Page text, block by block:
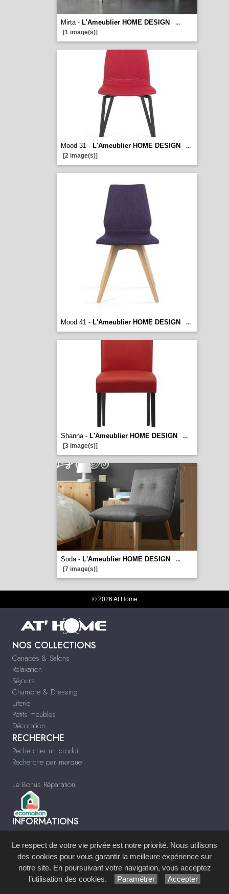
Mirta - L'Ameublier HOME DESIGN
...
[1 image(s)]
Mood 31 - L'Ameublier HOME DESIGN
...
[2 image(s)]
Mood 41 - L'Ameublier HOME DESIGN ...
Shanna - L'Ameublier HOME DESIGN
...
[3 image(s)]
Soda - L'Ameublier HOME DESIGN
...
[7 image(s)]
© 2026 At Home
NOS COLLECTIONS
Canapés & Salons
Relaxation
Séjours
Chambre & Dressing
Literie
Petits meubles
Décoration
RECHERCHE
Rechercher un produit
Recherche par marque
Le Bonus Réparation
INFORMATIONS
Mentions légales et Politique relative aux cookies
Paramétrer les cookies
Infos & Contact
www.meubles-at-home.com
Le respect de votre vie privée est notre priorité. Nous utilisons
des cookies pour vous garantir la meilleure expérience sur
notre site. En poursuivant votre navigation, vous acceptez
l’utilisation des cookies.
Paramétrer Accepter